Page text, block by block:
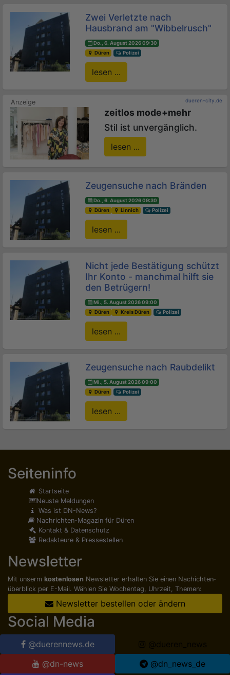
Zwei Verletzte nach
Hausbrand am "Wibbelrusch"
Do., 6. August 2026 09:30
Düren
Polizei
lesen ...
dueren-city.de
zeitlos mode+mehr
Stil ist unvergänglich.
lesen ...
Zeugensuche nach Bränden
Do., 6. August 2026 09:30
Düren
Linnich Polizei
lesen ...
Nicht jede Bestätigung schützt
Ihr Konto - manchmal hilft sie
den Betrügern!
Mi., 5. August 2026 09:00
Düren
Kreis Düren Polizei
lesen ...
Zeugensuche nach Raubdelikt
Mi., 5. August 2026 09:00
Düren
Polizei
lesen ...
Seiteninfo
Startseite
Neuste Meldungen
Was ist DN-News?
Nachrichten-Magazin für Düren
Kontakt & Datenschutz
Redakteure & Pressestellen
Newsletter
Mit unserm kostenlosen Newsletter erhalten Sie einen Nachichten­
überblick per E-Mail. Wählen Sie Wochentag, Uhrzeit, Themen:
Newsletter bestellen oder ändern
Social Media
@duerennews.de
@dn-news
@dn_news_de